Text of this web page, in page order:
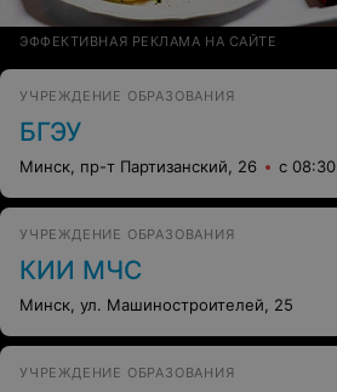
ЭФФЕКТИВНАЯ РЕКЛАМА НА САЙТЕ
УЧРЕЖДЕНИЕ ОБРАЗОВАНИЯ
БГЭУ
Минск, пр-т Партизанский, 26 с 08:30
УЧРЕЖДЕНИЕ ОБРАЗОВАНИЯ
КИИ МЧС
Минск, ул. Машиностроителей, 25
УЧРЕЖДЕНИЕ ОБРАЗОВАНИЯ